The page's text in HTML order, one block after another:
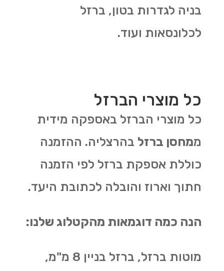
בניה לגדרות בטון, ברזל
לכלונסאות ועוד.
כל מוצרי הברזל
כל מוצרי הברזל באספקה מידית
ממחסן ברזל בהרצליה. ההזמנה
כוללת אספקת ברזל לפי הזמנה
חתוך וארוז והובלה לכתובת היעד.
הנה כמה דוגמאות מהקטלוג שלנו:
מוטות ברזל, ברזל בניין 8 מ"מ,